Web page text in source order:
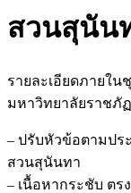
สวนสุนัน
รายละเอียดภายใ
มหาวิทยาลัยราชภั
– ปรับหัวข้อตามปร
สวนสุนันทา
– เนื้อหากระชับ ตร